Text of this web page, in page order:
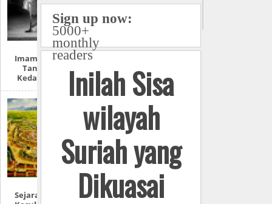
Imam Mahdi Dan
Tanda-Tanda
Kedatangannya
Sejarah Lengkap:
Sign up now:
5000+
monthly
readers
Inilah Sisa
wilayah
Suriah yang
Dikuasai